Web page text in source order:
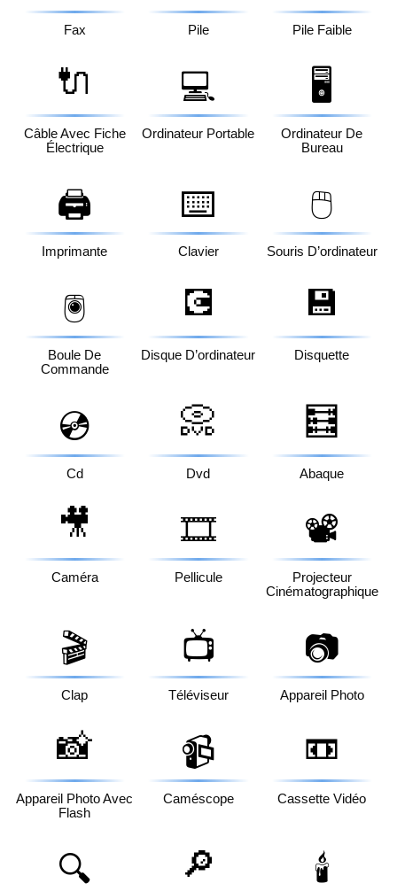
Fax Pile Pile Faible
🔌
Câble Avec Fiche
Électrique
💻
Ordinateur Portable
🖥️
Ordinateur De
Bureau
🖨️
Imprimante
⌨️
Clavier
🖱️
Souris D’ordinateur
🖲️
Boule De
Commande
💽
Disque D’ordinateur
💾
Disquette
💿
Cd
📀
Dvd
🧮
Abaque
🎥
Caméra
🎞️
Pellicule
📽️
Projecteur
Cinématographique
🎬
Clap
📺
Téléviseur
📷
Appareil Photo
📸
Appareil Photo Avec
Flash
📹
Caméscope
📼
Cassette Vidéo
🔍 🔎 🕯️